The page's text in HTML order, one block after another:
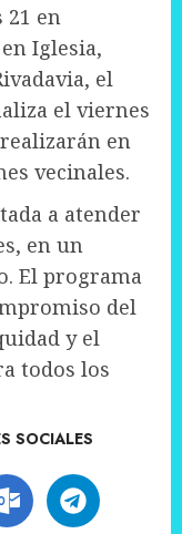
en
Iglesia,
el
el viernes
en
vecinales.
a atender
en un
El programa
del
y el
todos los
SOCIALES